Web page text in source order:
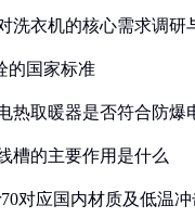
洗衣机的核心需求调研
的国家标准
热取暖器是否符合防爆
槽的主要作用是什么
对应国内材质及低温冲